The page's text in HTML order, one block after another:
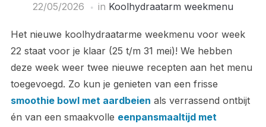
22/05/2026
in Koolhydraatarm weekmenu
Het nieuwe koolhydraatarme weekmenu voor week
22 staat voor je klaar (25 t/m 31 mei)! We hebben
deze week weer twee nieuwe recepten aan het menu
toegevoegd. Zo kun je genieten van een frisse
smoothie bowl met aardbeien als verrassend ontbijt
én van een smaakvolle eenpansmaaltijd met